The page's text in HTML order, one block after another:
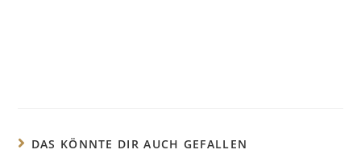
DAS KÖNNTE DIR AUCH GEFALLEN